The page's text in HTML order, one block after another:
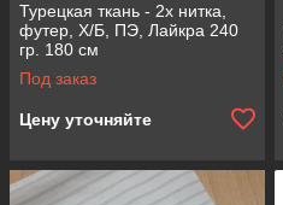
Турецкая ткань - 2х нитка,
футер, Х/Б, ПЭ, Лайкра 240
гр. 180 см
Под заказ
Цену уточняйте